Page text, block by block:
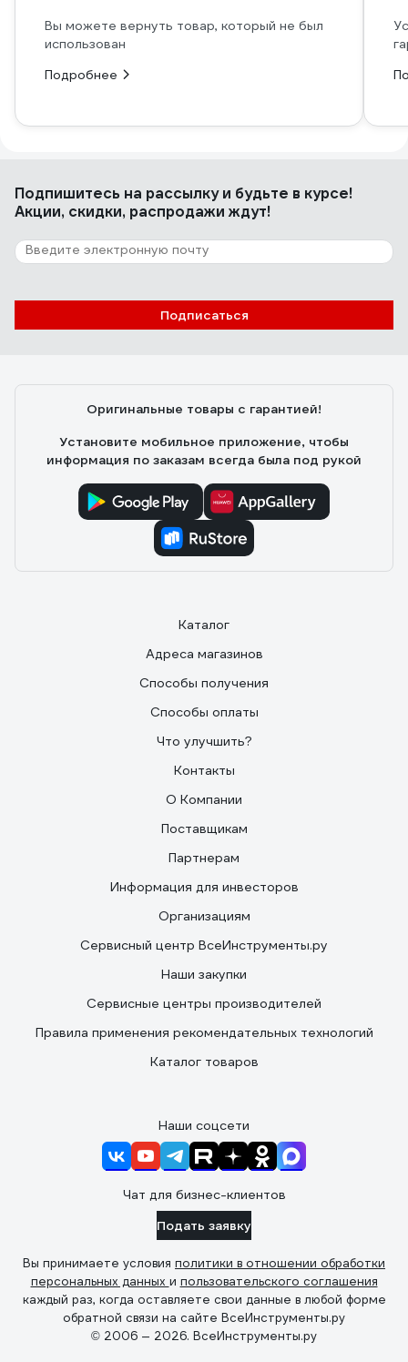
Вы можете вернуть товар, который не был
использован
Подробнее
Подпишитесь на рассылкуи будьте в курсе!
Акции, скидки, распродажи ждут!
Подписаться
Оригинальные товары с гарантией!
Установите мобильное приложение, чтобы
информация по заказам всегда была под рукой
Каталог
Адреса магазинов
Способы получения
Способы оплаты
Что улучшить?
Контакты
О Компании
Поставщикам
Партнерам
Информация для инвесторов
Организациям
Сервисный центр ВсеИнструменты.ру
Наши закупки
Сервисные центры производителей
Правила применения рекомендательных технологий
Каталог товаров
Наши соцсети
Чат для бизнес-клиентов
Подать заявку
Вы принимаете условия политики в отношении обработки
персональных данных и пользовательского соглашения
каждый раз, когда оставляете свои данные в любой форме
обратной связи на сайте ВсеИнструменты.ру
© 2006 — 2026. ВсеИнструменты.ру